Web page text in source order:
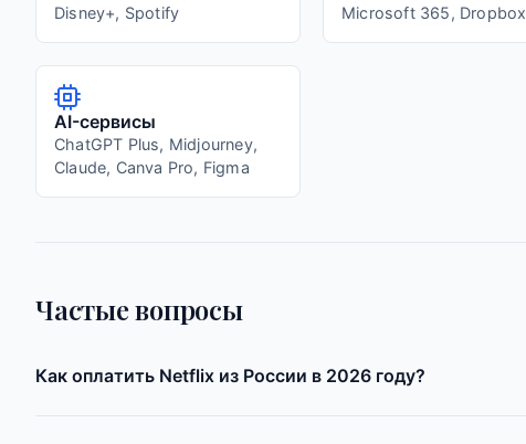
Disney+, Spotify
Microsoft 365, Dropbox
AI-сервисы
ChatGPT Plus, Midjourney,
Claude, Canva Pro, Figma
Частые вопросы
Как оплатить Netflix из России в 2026 году?